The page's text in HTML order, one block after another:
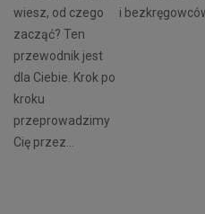
wiesz, od czego
zacząć? Ten
przewodnik jest
dla Ciebie. Krok po
kroku
przeprowadzimy
Cię przez...
i